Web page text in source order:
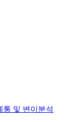
통 및 변이분석